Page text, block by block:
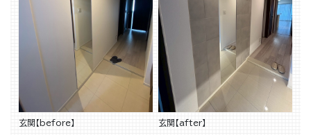
玄関【before】 玄関【after】